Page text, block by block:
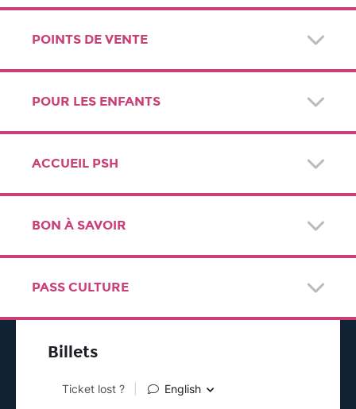
POINTS DE VENTE
POUR LES ENFANTS
ACCUEIL PSH
BON À SAVOIR
PASS CULTURE
Billets